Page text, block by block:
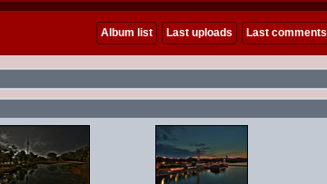
Album list Last uploads Last comments